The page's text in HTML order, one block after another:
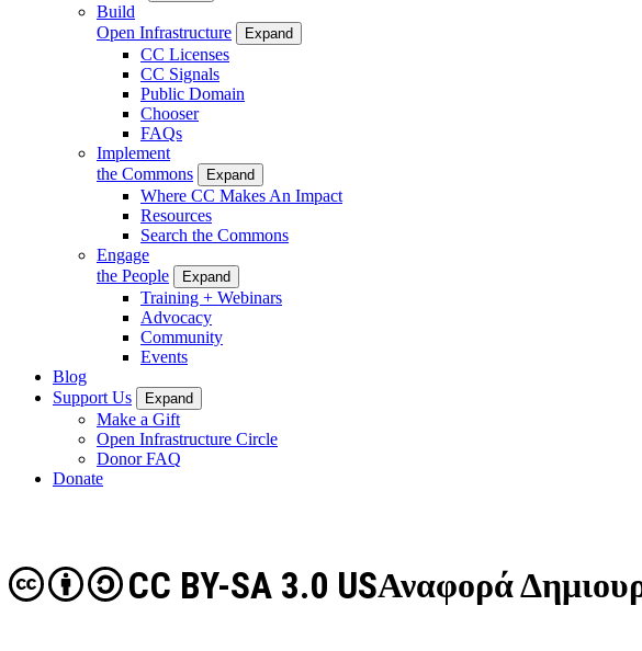
Build
Open Infrastructure
Expand
CC Licenses
CC Signals
Public Domain
Chooser
FAQs
Implement
the Commons
Expand
Where CC Makes An Impact
Resources
Search the Commons
Engage
the People
Expand
Training + Webinars
Advocacy
Community
Events
Blog
Support Us
Expand
Make a Gift
Open Infrastructure Circle
Donor FAQ
Donate
Αναφορά
CC BY-SA 3.0 US